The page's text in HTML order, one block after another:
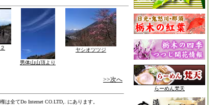
男体山山頂より
ヤシオツツジ
>>次へ
は全てDo Internet CO.LTD,.
にあります。
らーめん梵天